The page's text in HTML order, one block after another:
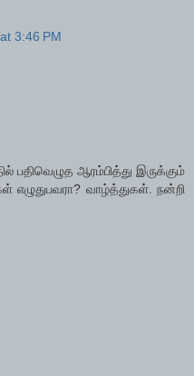
3:46 PM
பதிவெழுத ஆரம்பித்து இருக்கும்
எழுதுபவரா? வாழ்த்துகள். நன்றி